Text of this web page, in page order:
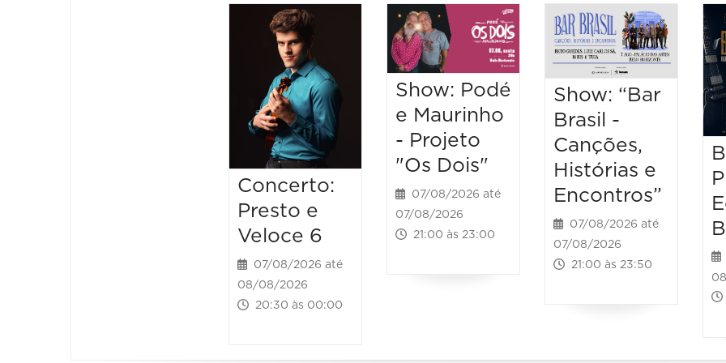
Concerto:
Presto e
Veloce 6
07/08/2026 até
08/08/2026
20:30 às 00:00
Show: Podé
e Maurinho
- Projeto
"Os Dois"
07/08/2026 até
07/08/2026
21:00 às 23:00
Show: “Bar
Brasil -
Canções,
Histórias e
Encontros”
07/08/2026 até
07/08/2026
21:00 às 23:50